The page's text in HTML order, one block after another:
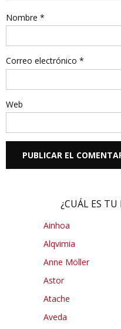
Nombre *
Correo electrónico *
Web
¿CUÁL ES TU
Ainhoa
Alqvimia
Anne Möller
Astor
Atache
Aveda